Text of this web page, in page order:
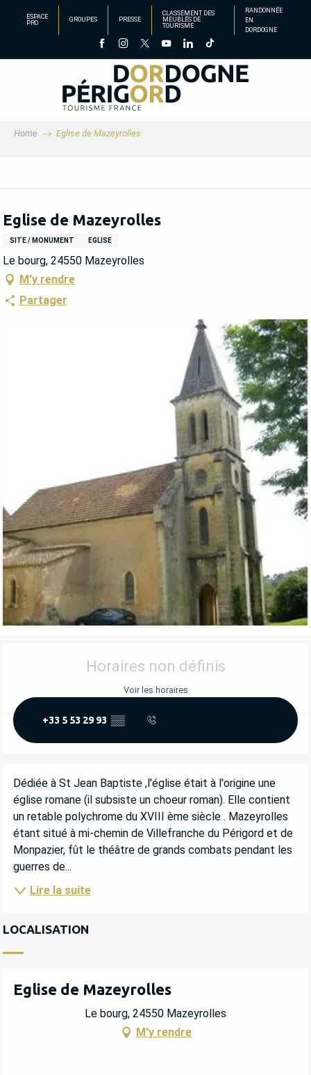
principal
ESPACE
PRO
GROUPES PRESSE
CLASSEMENT DES
MEUBLÉS DE
TOURISME
RANDONNÉE
EN
DORDOGNE
Home Eglise de Mazeyrolles
Eglise de Mazeyrolles
SITE / MONUMENT EGLISE
Le bourg, 24550 Mazeyrolles
M'y rendre
Partager
OUVERTURE ET COORDONNÉES
Horaires non définis
Voir les horaires
+33 5 53 29 93 ▒▒
DESCRIPTION
Dédiée à St Jean Baptiste ,l'église était à l'origine une
église romane (il subsiste un choeur roman). Elle contient
un retable polychrome du XVIII ème siècle . Mazeyrolles
étant situé à mi-chemin de Villefranche du Périgord et de
Monpazier, fût le théâtre de grands combats pendant les
guerres de...
Lire la suite
LOCALISATION
Eglise de Mazeyrolles
Le bourg, 24550 Mazeyrolles
M'y rendre